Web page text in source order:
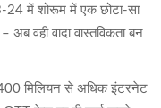
में शोरूम में एक छोटा‑सा
अब वही वादा वास्तविकता बन
मिलियन से अधिक इंटरनेट